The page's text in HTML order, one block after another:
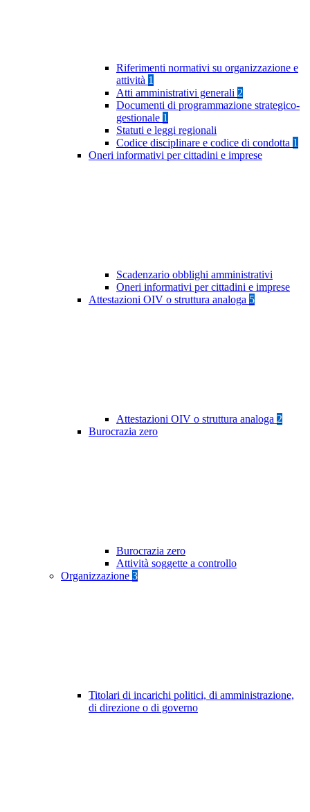
Riferimenti normativi su organizzazione e
attività 1
Atti amministrativi generali 2
Documenti di programmazione strategico-
gestionale 1
Statuti e leggi regionali
Codice disciplinare e codice di condotta 1
Oneri informativi per cittadini e imprese
Scadenzario obblighi amministrativi
Oneri informativi per cittadini e imprese
Attestazioni OIV o struttura analoga 5
Attestazioni OIV o struttura analoga 2
Burocrazia zero
Burocrazia zero
Attività soggette a controllo
Organizzazione 3
Titolari di incarichi politici, di amministrazione,
di direzione o di governo